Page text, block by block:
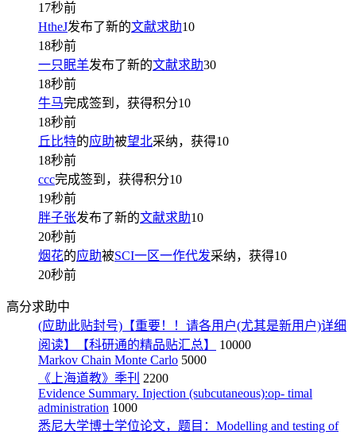
17秒前
HtheJ发布了新的文献求助10
18秒前
一只眠羊发布了新的文献求助30
18秒前
牛马完成签到，获得积分10
18秒前
丘比特的应助被望北采纳，获得10
18秒前
ccc完成签到，获得积分10
19秒前
胖子张发布了新的文献求助10
20秒前
烟花的应助被SCI一区一作代发采纳，获得10
20秒前
高分求助中
(应助此贴封号)【重要！！请各用户(尤其是新用户)详细
阅读】【科研通的精品贴汇总】
10000
Markov Chain Monte Carlo 5000
《上海道教》季刊 2200
Evidence Summary. Injection (subcutaneous):op- timal
administration 1000
悉尼大学博士学位论文，题目：Modelling and testing of